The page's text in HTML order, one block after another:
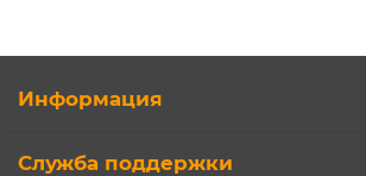
Информация
Служба поддержки